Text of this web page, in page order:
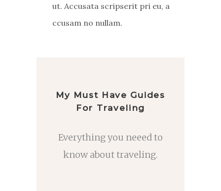
ut. Accusata scripserit pri eu, a
ccusam no nullam.
My Must Have Guides
For Traveling
Everything you neeed to
know about traveling.